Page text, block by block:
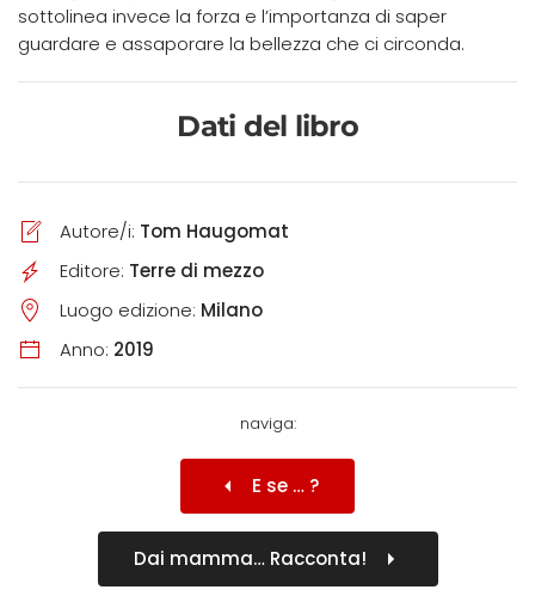
sottolinea invece la forza e l’importanza di saper
guardare e assaporare la bellezza che ci circonda.
Dati del libro
Autore/i: Tom Haugomat
Editore: Terre di mezzo
Luogo edizione: Milano
Anno: 2019
naviga:
E se … ?
Dai mamma… Racconta!